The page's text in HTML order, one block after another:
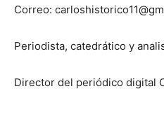
Correo:
Periodista, catedrático y
Director del periódico digital